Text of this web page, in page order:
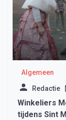
Algemeen
Redactie
Winkeliers
tijdens Sint